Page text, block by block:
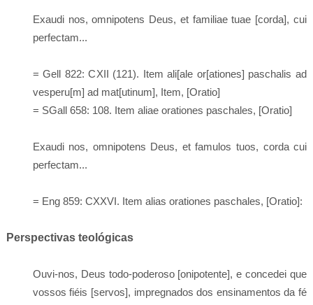
Exaudi nos, omnipotens Deus, et familiae tuae [corda], cui
perfectam...
= Gell 822: CXII (121). Item ali[ale or[ationes] paschalis ad
vesperu[m] ad mat[utinum], Item, [Oratio]
= SGall 658: 108. Item aliae orationes paschales, [Oratio]
Exaudi nos, omnipotens Deus, et famulos tuos, corda cui
perfectam...
= Eng 859: CXXVI. Item alias orationes paschales, [Oratio]:
Perspectivas teológicas
Ouvi-nos, Deus todo-poderoso [onipotente], e concedei que
vossos fiéis [servos], impregnados dos ensinamentos da fé